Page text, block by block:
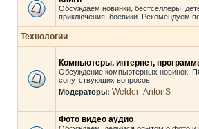
Обсуждаем новинки, бестселлеры,
приключения, боевики. Рекомендуем
Технологии
Компьютеры, интернет,
Обсуждение компьютерных новинок,
сопутствующих вопросов
Модераторы: Welder AntonS
Фото видео аудио